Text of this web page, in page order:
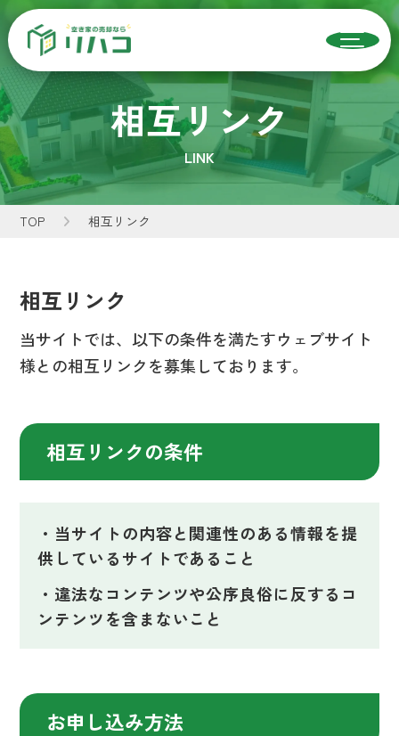
相互リンク
LINK
TOP 相互リンク
相互リンク
当サイトでは、以下の条件を満たすウェブサイト
様との相互リンクを募集しております。
相互リンクの条件
当サイトの内容と関連性のある情報を提
供しているサイトであること
違法なコンテンツや公序良俗に反するコ
ンテンツを含まないこと
お申し込み方法